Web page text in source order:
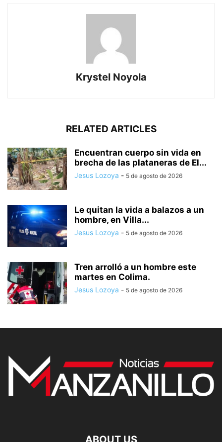
Krystel Noyola
RELATED ARTICLES
Encuentran cuerpo sin vida en
brecha de las plataneras de El...
Jesus Lozoya - 5 de agosto de 2026
Le quitan la vida a balazos a un
hombre, en Villa...
Jesus Lozoya - 5 de agosto de 2026
Tren arrolló a un hombre este
martes en Colima.
Jesus Lozoya - 5 de agosto de 2026
ABOUT US